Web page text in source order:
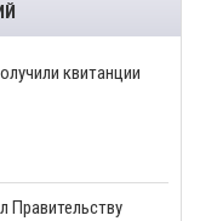
квитанции
Правительству